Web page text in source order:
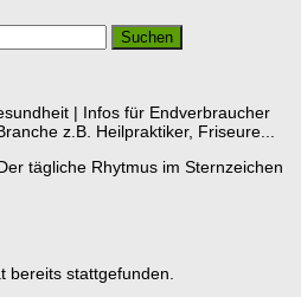
| Infos für Endverbraucher
z.B. Heilpraktiker, Friseure...
bereits stattgefunden.